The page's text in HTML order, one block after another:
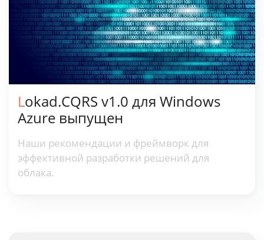
Lokad.CQRS v1.0 для Windows
Azure выпущен
Наши рекомендации и фреймворк для
эффективной разработки решений для
облака.